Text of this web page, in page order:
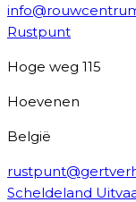
Rustpunt
Hoge weg 115
Hoevenen
België
Scheldeland